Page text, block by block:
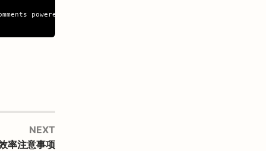
powered by Disqus.</a></noscript>
NEXT
率注意事项